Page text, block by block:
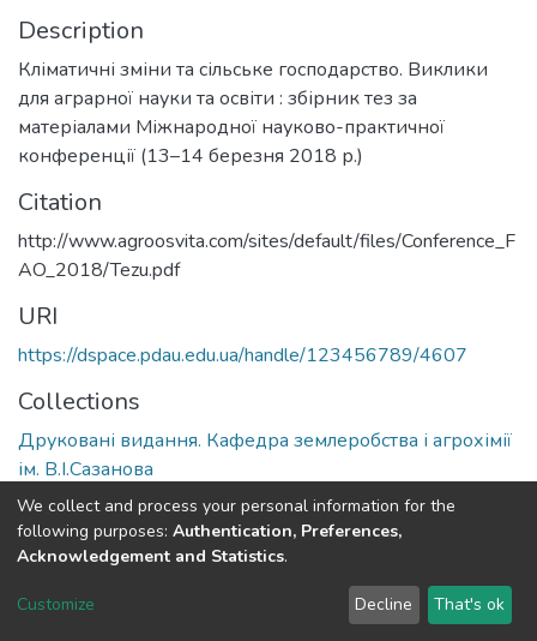
Description
Кліматичні зміни та сільське господарство. Виклики
для аграрної науки та освіти : збірник тез за
матеріалами Міжнародної науково-практичної
конференції (13–14 березня 2018 р.)
Citation
http://www.agroosvita.com/sites/default/files/Conference_F
AO_2018/Tezu.pdf
URI
https://dspace.pdau.edu.ua/handle/123456789/4607
Collections
Друковані видання. Кафедра землеробства і агрохімії
ім. В.І.Сазанова
Full item page
DSpace software copyright © 2002-2026 LYRASIS
Send Feedback
We collect and process your personal information for the
following purposes: Authentication, Preferences,
Acknowledgement and Statistics.
Customize Decline That's ok